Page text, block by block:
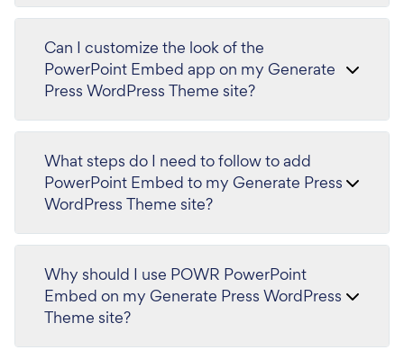
Can I customize the look of the
PowerPoint Embed app on my Generate
Press WordPress Theme site?
What steps do I need to follow to add
PowerPoint Embed to my Generate Press
WordPress Theme site?
Why should I use POWR PowerPoint
Embed on my Generate Press WordPress
Theme site?